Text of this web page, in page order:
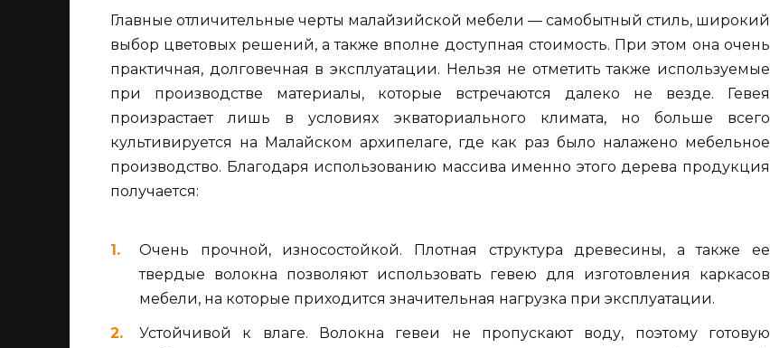
Главные отличительные черты малайзийской мебели — самобытный стиль, широкий
выбор цветовых решений, а также вполне доступная стоимость. При этом она очень
практичная, долговечная в эксплуатации. Нельзя не отметить также используемые
при производстве материалы, которые встречаются далеко не везде. Гевея
произрастает лишь в условиях экваториального климата, но больше всего
культивируется на Малайском архипелаге, где как раз было налажено мебельное
производство. Благодаря использованию массива именно этого дерева продукция
получается:
Очень прочной, износостойкой. Плотная структура древесины, а также ее
твердые волокна позволяют использовать гевею для изготовления каркасов
мебели, на которые приходится значительная нагрузка при эксплуатации.
Устойчивой к влаге. Волокна гевеи не пропускают воду, поэтому готовую